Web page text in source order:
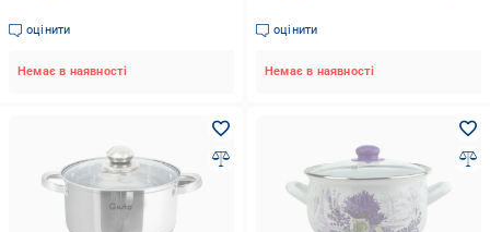
оцінити
Немає в наявності
оцінити
Немає в наявності